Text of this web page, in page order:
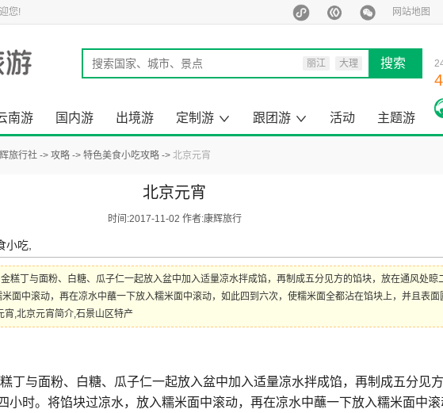
您! 网站地图
丽江
大理
马尔代夫
搜索
南游 国内游 出境游
定制游
跟团游
活动 主题游
旅行社 攻略 特色美食小吃攻略 北京元宵
北京元宵
时间:2017-11-02 作者:康辉旅行
小吃,
丁与面粉、白糖、瓜子仁一起放入盆中加入适量凉水拌成馅，再制成五分见方的馅块，放在通风处晾
面中滚动，再在凉水中蘸一下放入糯米面中滚动，如此四到六次，使糯米面全都沾在馅块上，并且表面
,北京元宵简介,石景山区特产
丁与面粉、白糖、瓜子仁一起放入盆中加入适量凉水拌成馅，再制成五分见
小时。将馅块过凉水，放入糯米面中滚动，再在凉水中蘸一下放入糯米面中滚